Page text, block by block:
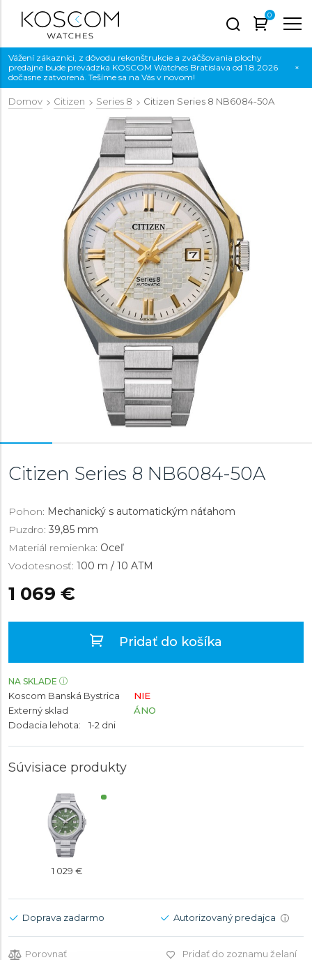
0
Vážení zákazníci, z dôvodu rekonštrukcie a zväčšovania plochy
predajne bude prevádzka KOSCOM Watches Bratislava od 1.8.2026
dočasne zatvorená. Tešíme sa na Vás v novom!
×
Domov Citizen Series 8 Citizen Series 8 NB6084-50A
Citizen Series 8 NB6084-50A
Pohon: Mechanický s automatickým náťahom
Puzdro: 39,85 mm
Materiál remienka: Oceľ
Vodotesnosť: 100 m / 10 ATM
1 069 €
Pridať do košíka
NA SKLADE
Koscom Banská Bystrica
NIE
Externý sklad
ÁNO
Dodacia lehota:
1-2 dni
Súvisiace produkty
1 029 €
Doprava zadarmo Autorizovaný predajca i
Porovnať Pridať do zoznamu želaní